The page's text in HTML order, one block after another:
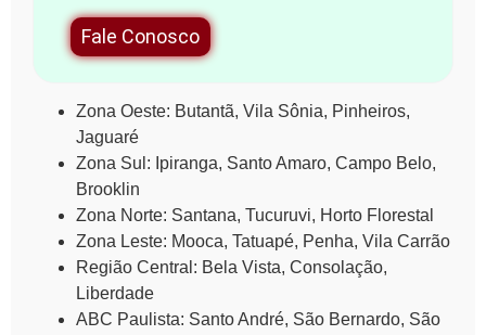
Fale Conosco
Zona Oeste: Butantã, Vila Sônia, Pinheiros,
Jaguaré
Zona Sul: Ipiranga, Santo Amaro, Campo Belo,
Brooklin
Zona Norte: Santana, Tucuruvi, Horto Florestal
Zona Leste: Mooca, Tatuapé, Penha, Vila Carrão
Região Central: Bela Vista, Consolação,
Liberdade
ABC Paulista: Santo André, São Bernardo, São